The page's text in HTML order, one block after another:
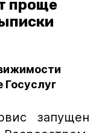
проще
Госуслуг
запущен